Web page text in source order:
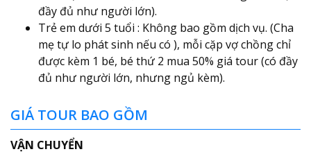
đầy đủ như người lớn).
Trẻ em dưới 5 tuổi : Không bao gồm dịch vụ. (Cha
mẹ tự lo phát sinh nếu có ), mỗi cặp vợ chồng chỉ
được kèm 1 bé, bé thứ 2 mua 50% giá tour (có đầy
đủ như người lớn, nhưng ngủ kèm).
GIÁ TOUR BAO GỒM
VẬN CHUYỂN